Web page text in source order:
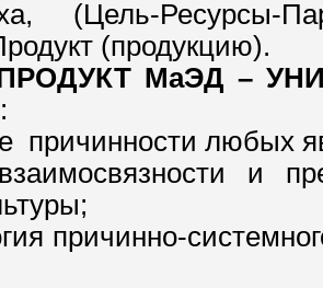
(Цель-Ресурсы-
(продукцию).
МаЭД –
причинности любых
и
причинно-